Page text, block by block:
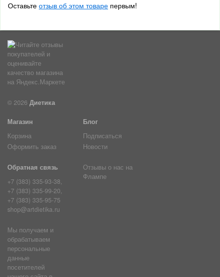
Оставьте отзыв об этом товаре первым!
© 2026 Диетика
Магазин
Корзина
Оформить заказ
Блог
Подписаться
Новости
Обратная связь
+7 (383) 335-93-38,
+7 (383) 335-99-20,
+7 (383) 335-95-75
shop@artdietika.ru
Отзывы о нас на
Флампе
Мы получаем и
обрабатываем
персональные
данные
посетителей